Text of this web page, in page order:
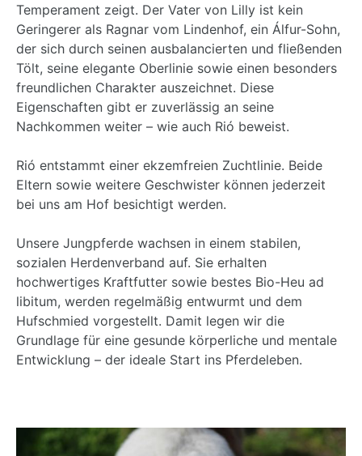
Temperament zeigt. Der Vater von Lilly ist kein
Geringerer als Ragnar vom Lindenhof, ein Álfur-Sohn,
der sich durch seinen ausbalancierten und fließenden
Tölt, seine elegante Oberlinie sowie einen besonders
freundlichen Charakter auszeichnet. Diese
Eigenschaften gibt er zuverlässig an seine
Nachkommen weiter – wie auch Rió beweist.
Rió entstammt einer ekzemfreien Zuchtlinie. Beide
Eltern sowie weitere Geschwister können jederzeit
bei uns am Hof besichtigt werden.
Unsere Jungpferde wachsen in einem stabilen,
sozialen Herdenverband auf. Sie erhalten
hochwertiges Kraftfutter sowie bestes Bio-Heu ad
libitum, werden regelmäßig entwurmt und dem
Hufschmied vorgestellt. Damit legen wir die
Grundlage für eine gesunde körperliche und mentale
Entwicklung – der ideale Start ins Pferdeleben.